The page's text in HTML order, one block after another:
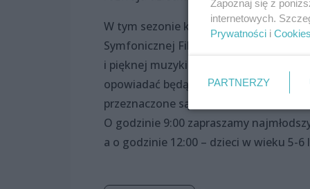
W tym sezonie kontynuujemy
Symfonicznej Filharmonii Natalię
i pięknej muzyki. Każde spotkanie w
opowiadać będą niezwykle mądry Pan
przeznaczone są dla dzieci od 1. do 5.
O godzinie 9:00 zapraszamy
a o godzinie 12:00 – dzieci w wieku 5-6
Zapoznaj się z
internetowych.
Prywatności i Cookies
PARTNERZY